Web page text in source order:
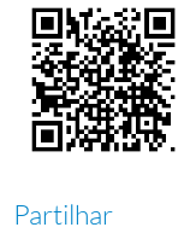
Partilhar